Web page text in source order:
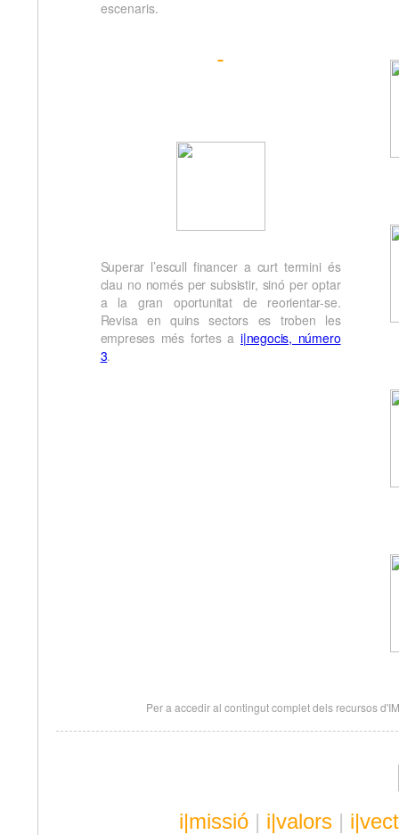
escenaris.
Superar l’escull financer a curt termini és
clau no només per subsistir, sinó per optar
a la gran oportunitat de reorientar-se.
Revisa en quins sectors es troben les
empreses més fortes a i|negocis, número
3.
Per a accedir al contingut complet dels recursos
i|missió| i|valors|